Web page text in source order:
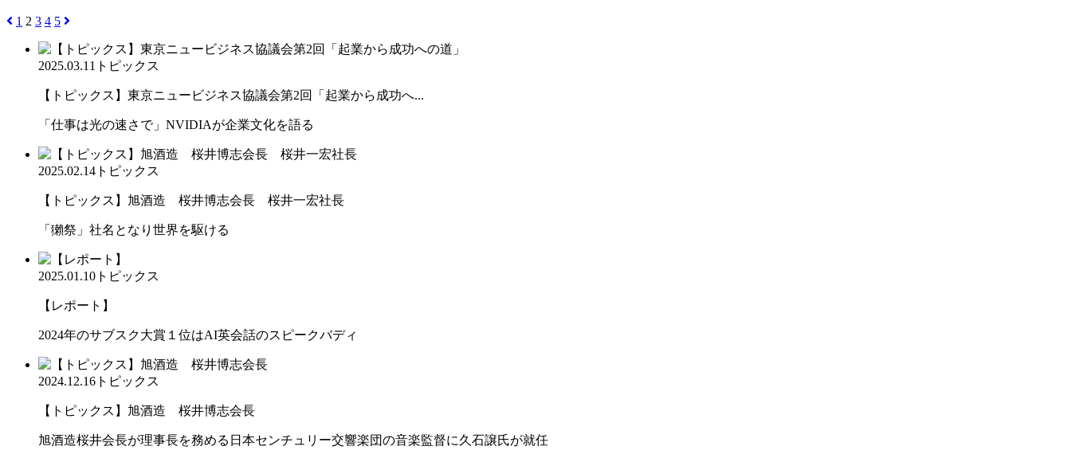
1 2 3 4 5
2025.03.11 トピックス
【トピックス】東京ニュービジネス協議会第2回「起業から成功へ...
「仕事は光の速さで」NVIDIAが企業文化を語る
2025.02.14 トピックス
【トピックス】旭酒造 桜井博志会長 桜井一宏社長
「獺祭」社名となり世界を駆ける
2025.01.10 トピックス
【レポート】
2024年のサブスク大賞１位はAI英会話のスピークバディ
2024.12.16 トピックス
【トピックス】旭酒造 桜井博志会長
旭酒造桜井会長が理事長を務める日本センチュリー交響楽団の音楽監督に久石譲氏が就任